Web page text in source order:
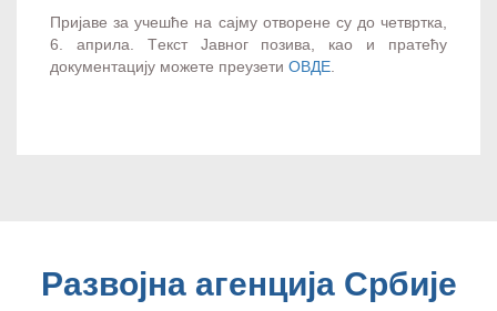
Пријаве за учешће на сајму отворене су до четвртка,
6. априла. Tекст Јавног позива, као и пратећу
документацију можете преузети ОВДЕ
Развојна агенција Србије